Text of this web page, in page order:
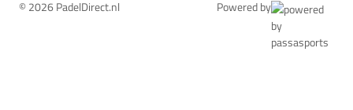
© 2026 PadelDirect.nl Powered by